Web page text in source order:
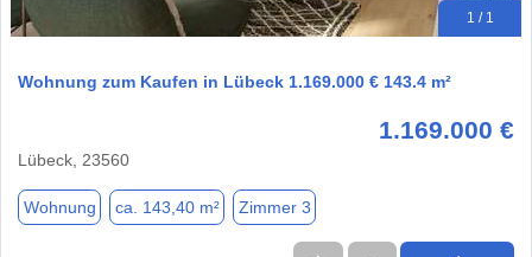
1 / 1
Wohnung zum Kaufen in Lübeck 1.169.000 € 143.4 m²
1.169.000 €
Lübeck, 23560
Wohnung ca. 143,40 m² Zimmer 3